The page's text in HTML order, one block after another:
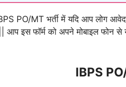
PO/MT भर्ती में यदि आप लोग
आप इस फॉर्म को अपने मोबाइल फोन
IBPS